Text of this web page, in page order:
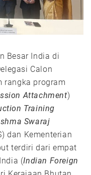
Besar India di
Calon
rangka program
Attachment)
Training
Swaraj
dan Kementerian
terdiri dari empat
(Indian Foreign